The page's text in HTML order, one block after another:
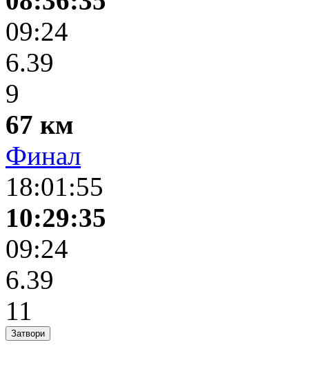
09:24
6.39
9
67 км
Финал
18:01:55
10:29:35
09:24
6.39
11
Затвори